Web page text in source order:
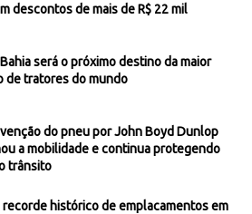
descontos de mais de R$ 22 mil
será o próximo destino da maior
de tratores do mundo
do pneu por John Boyd Dunlop
a mobilidade e continua protegendo
trânsito
recorde histórico de emplacamentos em